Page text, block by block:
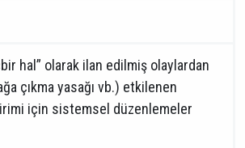
hal” olarak ilan edilmiş olaylardan
çıkma yasağı vb.) etkilenen
için sistemsel düzenlemeler